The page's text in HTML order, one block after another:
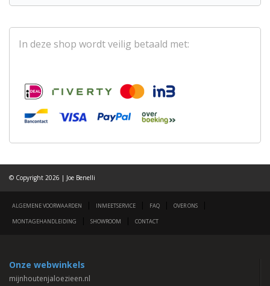
In deze shop wordt veilig betaald met:
© Copyright 2026 | Joe Benelli
ALGEMENE VOORWAARDEN INMEETSERVICE FAQ OVER ONS
MONTAGEHANDLEIDING SHOWROOM CONTACT
Onze webwinkels
mijnhoutenjaloezieen.nl